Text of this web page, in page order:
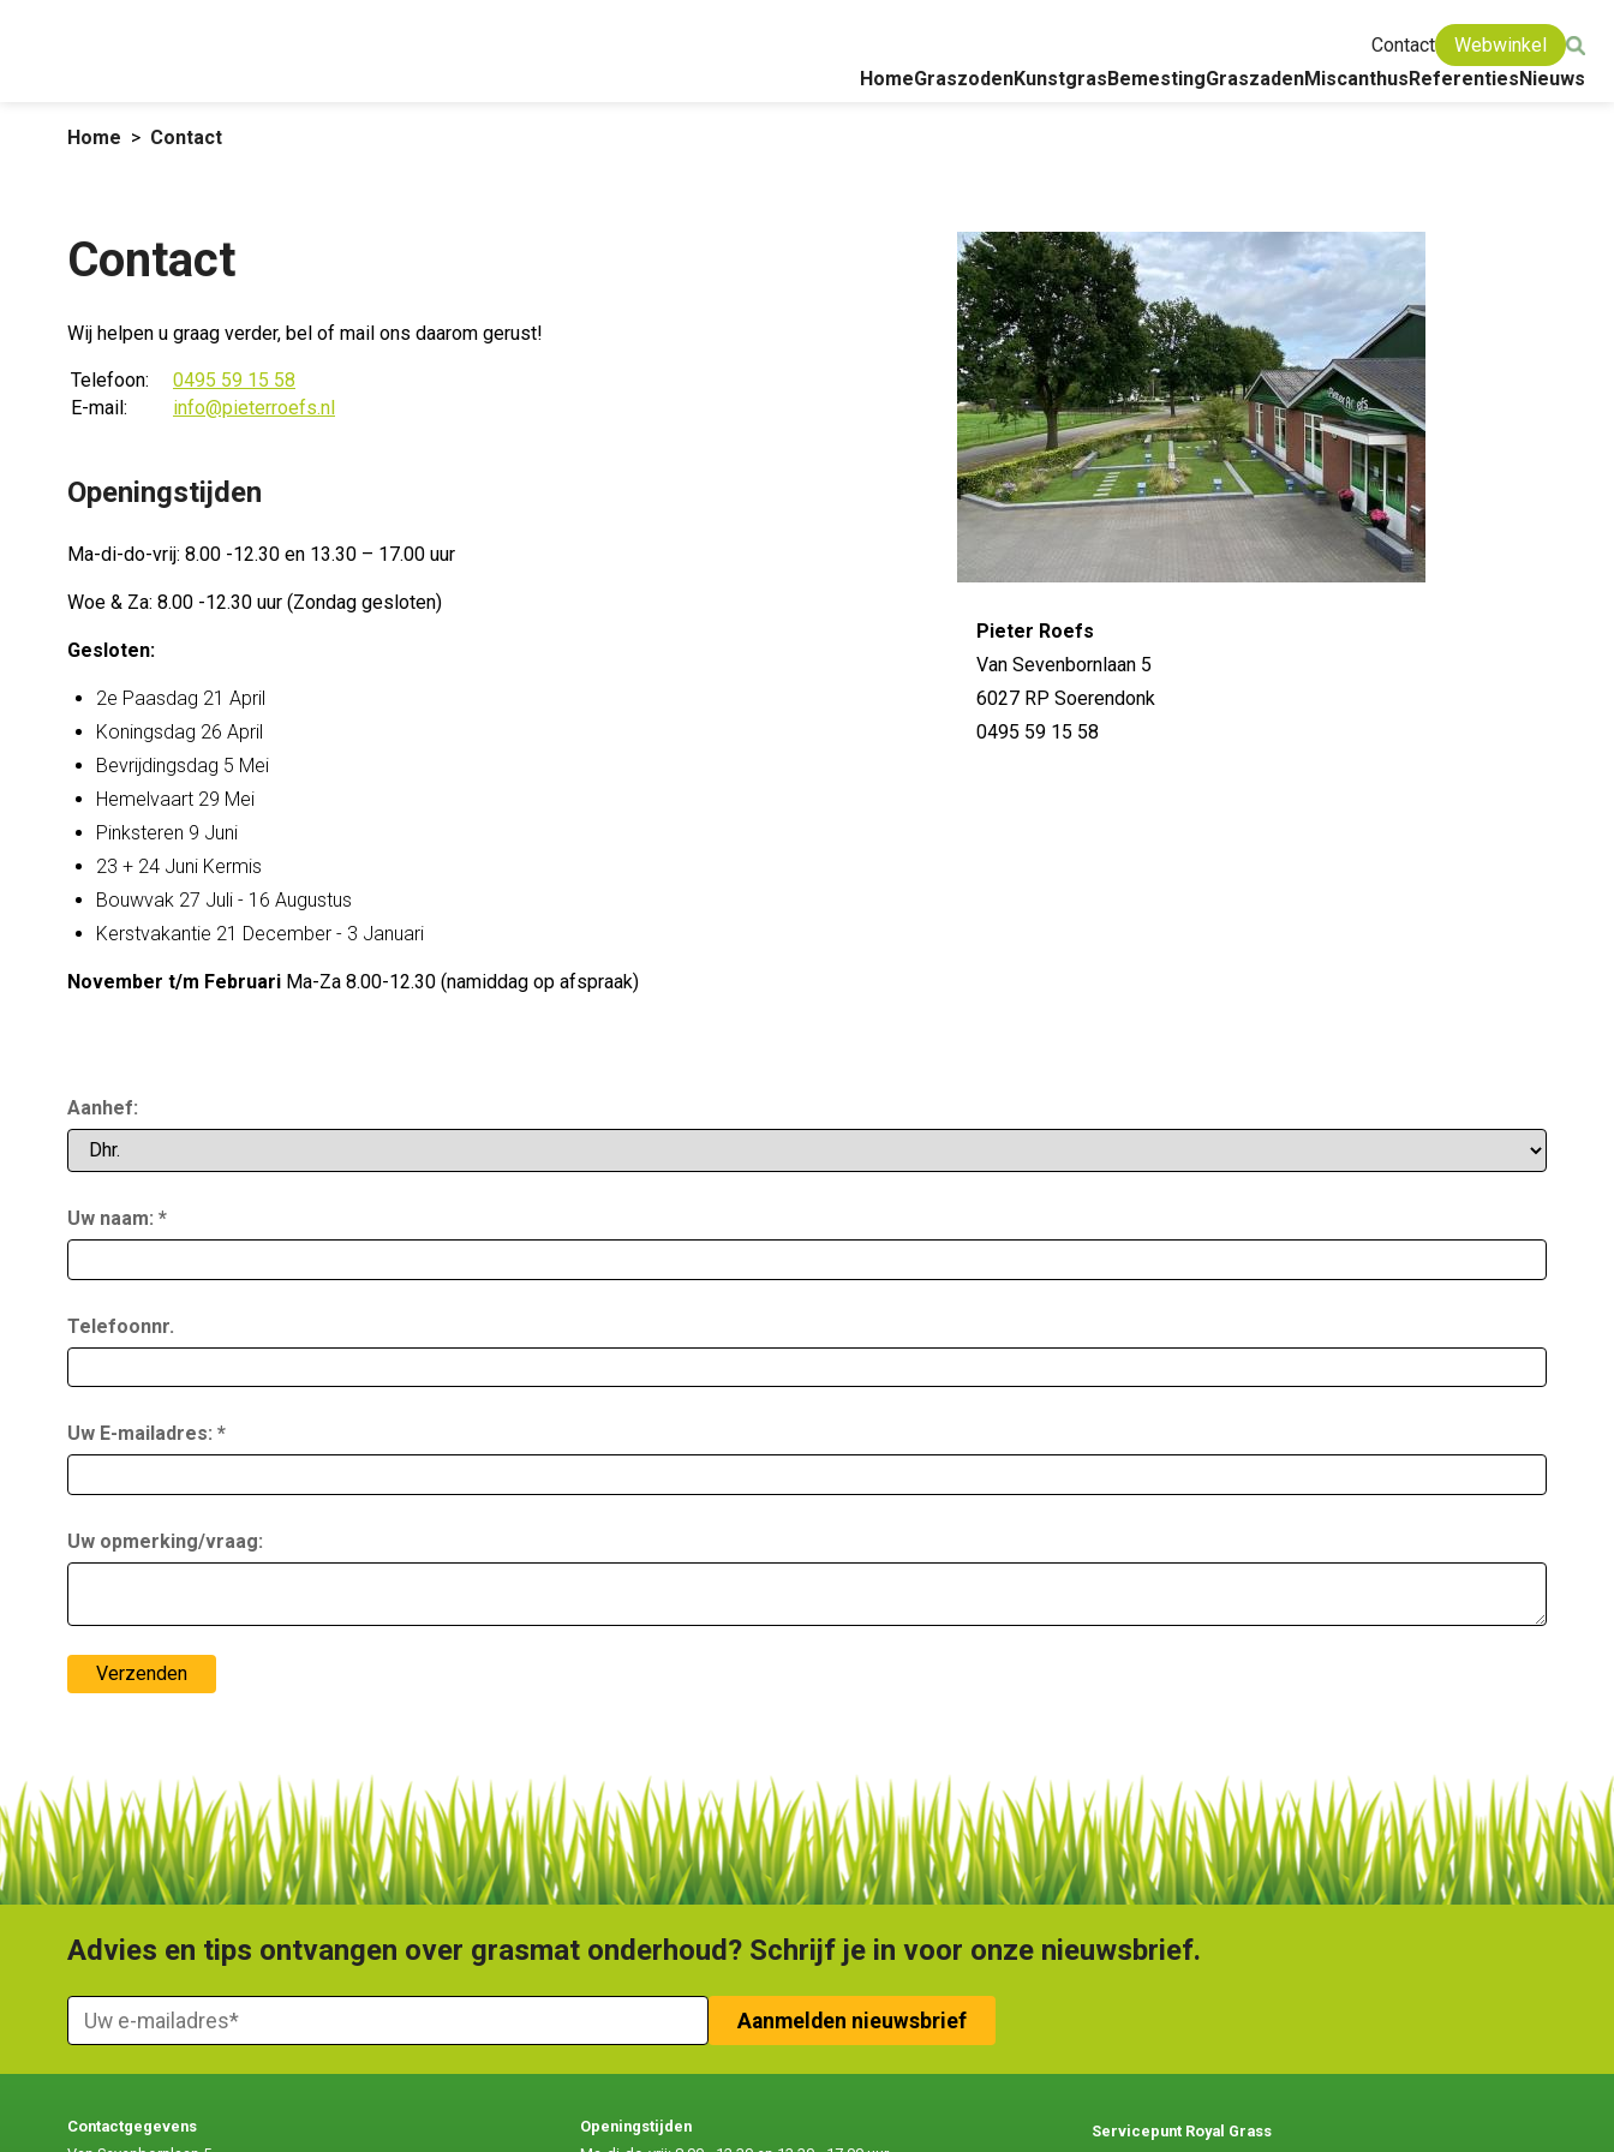
Contact
Webwinkel
HomeGraszodenKunstgrasBemestingGraszadenMiscanthusReferentiesNieuws
Home Contact
Contact
Wij helpen u graag verder, bel of mail ons daarom gerust!
Telefoon:
0495 59 15 58
E-mail:
info@pieterroefs.nl
Openingstijden
Ma-di-do-vrij: 8.00 -12.30 en 13.30 – 17.00 uur
Woe & Za: 8.00 -12.30 uur (Zondag gesloten)
Gesloten:
2e Paasdag 21 April
Koningsdag 26 April
Bevrijdingsdag 5 Mei
Hemelvaart 29 Mei
Pinksteren 9 Juni
23 + 24 Juni Kermis
Bouwvak 27 Juli - 16 Augustus
Kerstvakantie 21 December - 3 Januari
November t/m Februari Ma-Za 8.00-12.30 (namiddag op afspraak)
Pieter Roefs
Van Sevenbornlaan 5
6027 RP Soerendonk
0495 59 15 58
Aanhef:
Uw naam:
Telefoonnr.
Uw E-mailadres:
Uw opmerking/vraag:
Advies en tips ontvangen over grasmat onderhoud? Schrijf je in voor onze nieuwsbrief.
Contactgegevens
Openingstijden
Servicepunt Royal Grass